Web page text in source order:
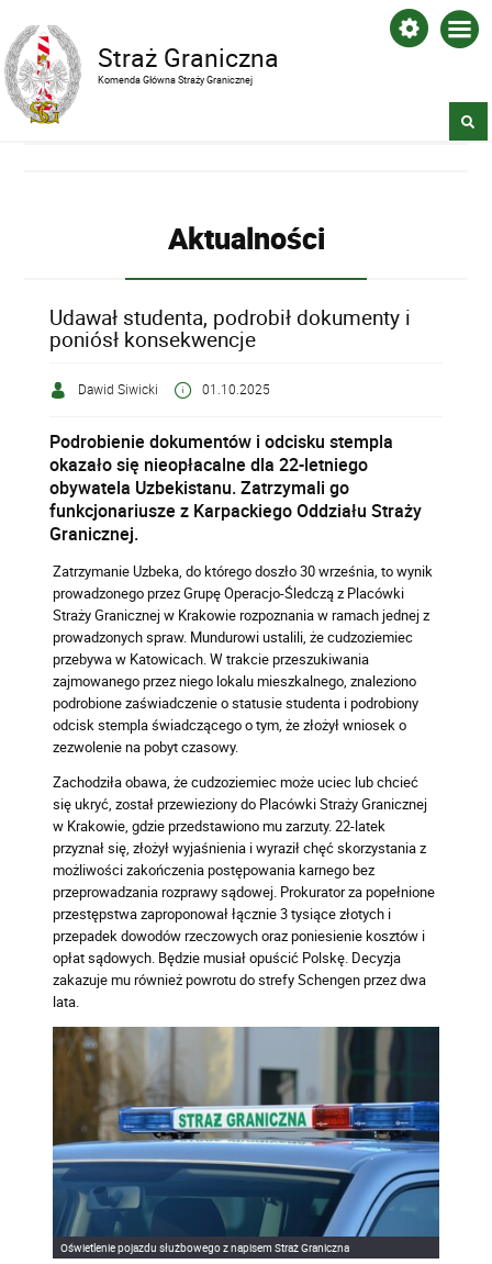
Straż Graniczna
Komenda Główna Straży Granicznej
Aktualności
Udawał studenta, podrobił dokumenty i
poniósł konsekwencje
Dawid Siwicki 01.10.2025
Podrobienie dokumentów i odcisku stempla
okazało się nieopłacalne dla 22-letniego
obywatela Uzbekistanu. Zatrzymali go
funkcjonariusze z Karpackiego Oddziału Straży
Granicznej.
Zatrzymanie Uzbeka, do którego doszło 30 września, to wynik
prowadzonego przez Grupę Operacjo-Śledczą z Placówki
Straży Granicznej w Krakowie rozpoznania w ramach jednej z
prowadzonych spraw. Mundurowi ustalili, że cudzoziemiec
przebywa w Katowicach. W trakcie przeszukiwania
zajmowanego przez niego lokalu mieszkalnego, znaleziono
podrobione zaświadczenie o statusie studenta i podrobiony
odcisk stempla świadczącego o tym, że złożył wniosek o
zezwolenie na pobyt czasowy.
Zachodziła obawa, że cudzoziemiec może uciec lub chcieć
się ukryć, został przewieziony do Placówki Straży Granicznej
w Krakowie, gdzie przedstawiono mu zarzuty. 22-latek
przyznał się, złożył wyjaśnienia i wyraził chęć skorzystania z
możliwości zakończenia postępowania karnego bez
przeprowadzania rozprawy sądowej. Prokurator za popełnione
przestępstwa zaproponował łącznie 3 tysiące złotych i
przepadek dowodów rzeczowych oraz poniesienie kosztów i
opłat sądowych. Będzie musiał opuścić Polskę. Decyzja
zakazuje mu również powrotu do strefy Schengen przez dwa
lata.
Oświetlenie pojazdu służbowego z napisem Straż Graniczna